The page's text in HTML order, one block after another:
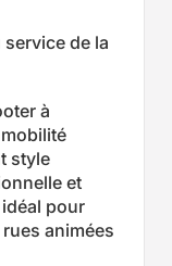
service de la
à
style
et
pour
animées